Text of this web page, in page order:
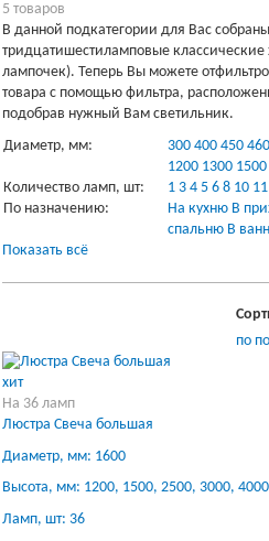
5 товаров
В данной подкатегории для Вас
тридцатишестиламповые классические
лампочек). Теперь Вы можете
товара с помощью фильтра,
подобрав нужный Вам светильник.
Диаметр, мм:
300 400 450 460
1200 1300 1500
Количество ламп, шт:
1 3 4 5 6 8 10 11
По назначению:
На кухню В
спальню В
Показать всё
по
хит
На 36 ламп
Люстра Свеча большая
Диаметр, мм: 1600
Высота, мм: 1200, 1500, 2500, 3000, 4000
Ламп, шт: 36